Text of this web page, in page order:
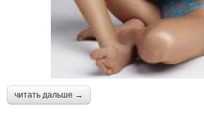
читать дальше →